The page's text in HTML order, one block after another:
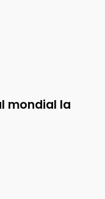
mondial la